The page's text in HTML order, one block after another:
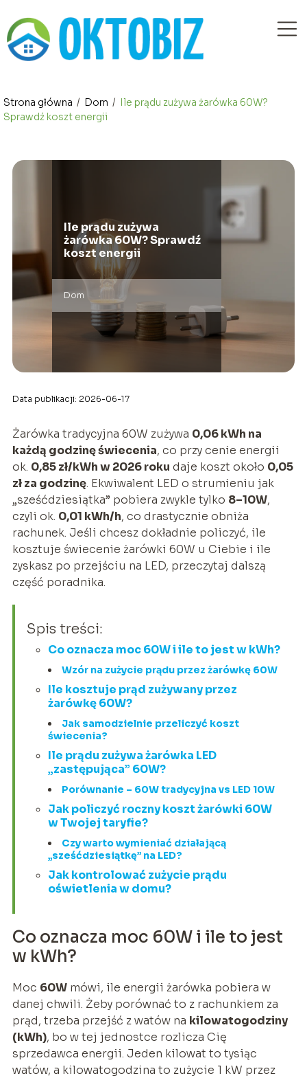
Strona główna / Dom / Ile prądu zużywa żarówka 60W?
Sprawdź koszt energii
Ile prądu zużywa
żarówka 60W? Sprawdź
koszt energii
Dom
Data publikacji: 2026-06-17
Żarówka tradycyjna 60W zużywa 0,06 kWh na
każdą godzinę świecenia, co przy cenie energii
ok. 0,85 zł/kWh w 2026 roku daje koszt około 0,05
zł za godzinę. Ekwiwalent LED o strumieniu jak
„sześćdziesiątka” pobiera zwykle tylko 8–10W,
czyli ok. 0,01 kWh/h, co drastycznie obniża
rachunek. Jeśli chcesz dokładnie policzyć, ile
kosztuje świecenie żarówki 60W u Ciebie i ile
zyskasz po przejściu na LED, przeczytaj dalszą
część poradnika.
Spis treści:
Co oznacza moc 60W i ile to jest w kWh?
Wzór na zużycie prądu przez żarówkę 60W
Ile kosztuje prąd zużywany przez
żarówkę 60W?
Jak samodzielnie przeliczyć koszt
świecenia?
Ile prądu zużywa żarówka LED
„zastępująca” 60W?
Porównanie – 60W tradycyjna vs LED 10W
Jak policzyć roczny koszt żarówki 60W
w Twojej taryfie?
Czy warto wymieniać działającą
„sześćdziesiątkę” na LED?
Jak kontrolować zużycie prądu
oświetlenia w domu?
Co oznacza moc 60W i ile to jest
w kWh?
Moc 60Wmówi, ile energii żarówka pobiera w
danej chwili. Żeby porównać to z rachunkiem za
prąd, trzeba przejść z watów na kilowatogodziny
(kWh), bo w tej jednostce rozlicza Cię
sprzedawca energii. Jeden kilowat to tysiąc
watów, a kilowatogodzina to zużycie 1 kW przez